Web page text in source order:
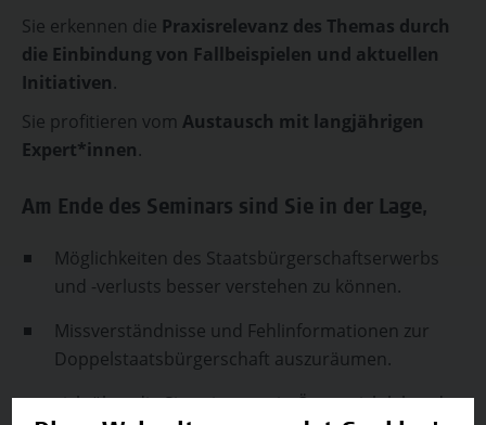
Sie erkennen die Praxisrelevanz des Themas durch
die Einbindung von Fallbeispielen und aktuellen
Initiativen.
Sie profitieren vom Austausch mit langjährigen
Expert*innen.
Am Ende des Seminars sind Sie in der Lage,
Möglichkeiten des Staatsbürgerschaftserwerbs
und -verlusts besser verstehen zu können.
Missverständnisse und Fehlinformationen zur
Doppelstaatsbürgerschaft auszuräumen.
sich über die Situation von in Österreich lebenden